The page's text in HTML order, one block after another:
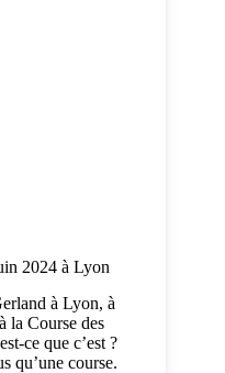
2024 à Lyon
à Lyon, à
la Course des
ce que c’est ?
qu’une course.